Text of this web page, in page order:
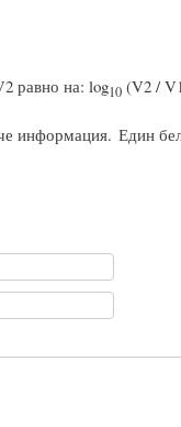
равно на: log10(V2 /
информация. Един